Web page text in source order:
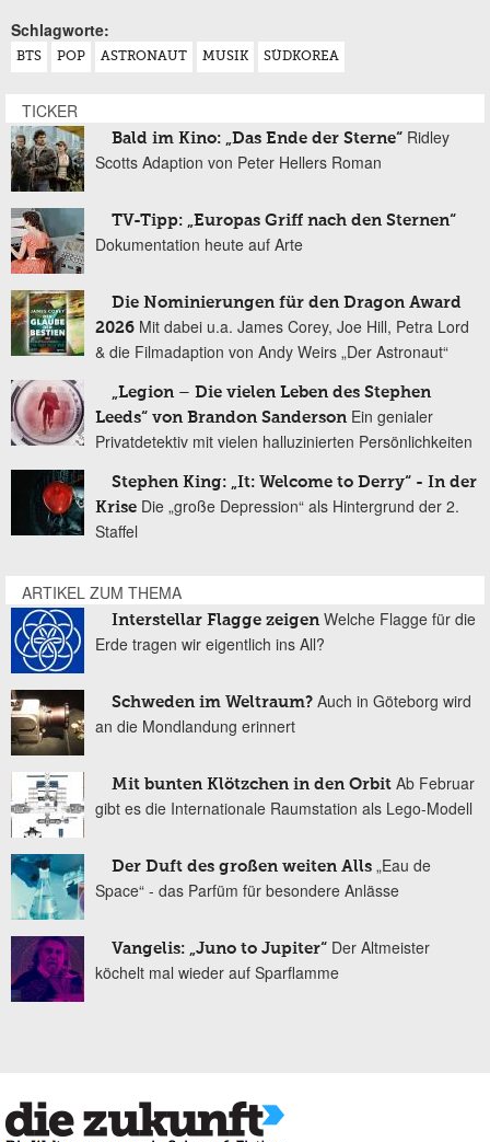
Schlagworte:
BTS POP ASTRONAUT MUSIK SÜDKOREA
TICKER
Bald im Kino: „Das Ende der Sterne“ Ridley
Scotts Adaption von Peter Hellers Roman
TV-Tipp: „Europas Griff nach den Sternen“
Dokumentation heute auf Arte
Die Nominierungen für den Dragon Award
2026 Mit dabei u.a. James Corey, Joe Hill, Petra Lord
& die Filmadaption von Andy Weirs „Der Astronaut“
„Legion – Die vielen Leben des Stephen
Leeds“ von Brandon Sanderson Ein genialer
Privatdetektiv mit vielen halluzinierten Persönlichkeiten
Stephen King: „It: Welcome to Derry“ - In der
Krise Die „große Depression“ als Hintergrund der 2.
Staffel
ARTIKEL ZUM THEMA
Interstellar Flagge zeigen Welche Flagge für die
Erde tragen wir eigentlich ins All?
Schweden im Weltraum? Auch in Göteborg wird
an die Mondlandung erinnert
Mit bunten Klötzchen in den Orbit Ab Februar
gibt es die Internationale Raumstation als Lego-Modell
Der Duft des großen weiten Alls „Eau de
Space“ - das Parfüm für besondere Anlässe
Vangelis: „Juno to Jupiter“ Der Altmeister
köchelt mal wieder auf Sparflamme